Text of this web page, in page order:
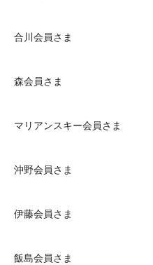
合川会員さま
森会員さま
マリアンスキー会員さま
沖野会員さま
伊藤会員さま
飯島会員さま